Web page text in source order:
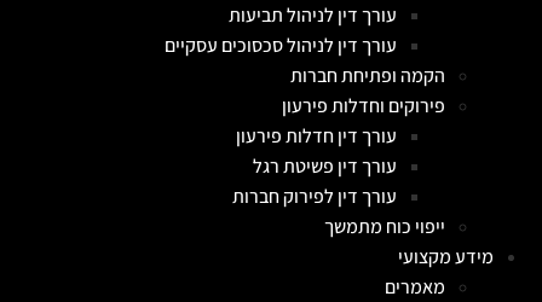
עורך דין לניהול תביעות
עורך דין לניהול סכסוכים עסקיים
הקמה ופתיחת חברות
פירוקים וחדלות פירעון
עורך דין חדלות פירעון
עורך דין פשיטת רגל
עורך דין לפירוק חברות
ייפוי כוח מתמשך
מידע מקצועי
מאמרים